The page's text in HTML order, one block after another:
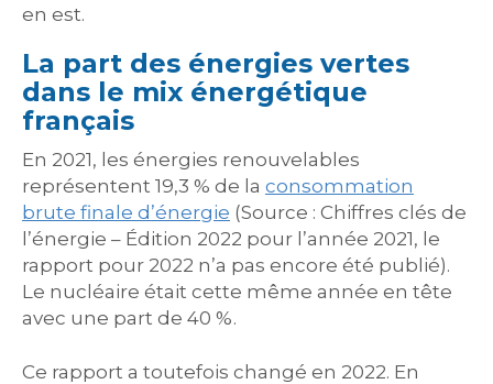
en est.
La part des énergies vertes
dans le mix énergétique
français
En 2021, les énergies renouvelables
représentent 19,3 % de la consommation
brute finale d’énergie (Source : Chiffres clés de
l’énergie – Édition 2022 pour l’année 2021, le
rapport pour 2022 n’a pas encore été publié).
Le nucléaire était cette même année en tête
avec une part de 40 %.
Ce rapport a toutefois changé en 2022. En